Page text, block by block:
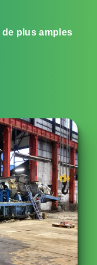
plus amples